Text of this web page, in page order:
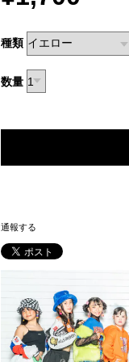
種類
数量
通報する